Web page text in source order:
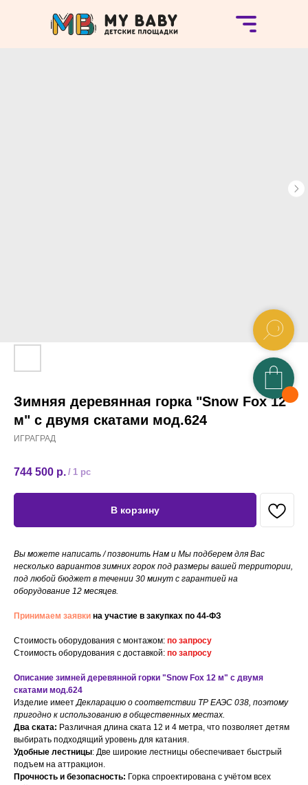
Зимняя деревянная горка "Snow Fox 12
м" с двумя скатами мод.624
ИГРАГРАД
744 500 р. / 1 pc
В корзину
Вы можете написать / позвонить Нам и Мы подберем для Вас
несколько вариантов зимних горок под размеры вашей территории,
под любой бюджет в течении 30 минут с гарантией на
оборудование 12 месяцев.
Принимаем заявки на участие в закупках по 44-ФЗ
Стоимость оборудования с монтажом: по запросу
Стоимость оборудования с доставкой: по запросу
Описание зимней деревянной горки "Snow Fox 12 м" с двумя
скатами мод.624
Изделие имеетДекларацию о соответствии ТР ЕАЭС 038, поэтому
пригодно к использованию в общественных местах.
Два ската: Различная длина ската 12 и 4 метра, что позволяет детям
выбирать подходящий уровень для катания.
Удобные лестницы: Две широкие лестницы обеспечивает быстрый
подъем на аттракцион.
Прочность и безопасность: Горка спроектирована с учётом всех